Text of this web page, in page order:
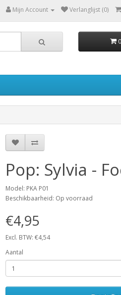
Mijn Account Verlanglijst (0)
Pop: Sylvia -
Model: PKA P01
Beschikbaarheid: Op voorraad
€4,95
Excl. BTW: €4,54
Aantal